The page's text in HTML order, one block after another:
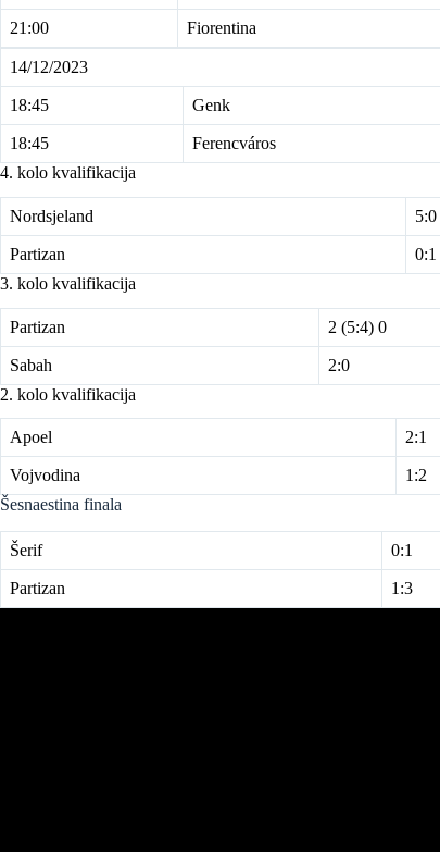
21:00 Fiorentina
14/12/2023
18:45 Genk
18:45 Ferencváros
4. kolo kvalifikacija
Nordsjeland 5:0
Partizan 0:1
3. kolo kvalifikacija
Partizan 2 (5:4) 0
Sabah 2:0
2. kolo kvalifikacija
Apoel 2:1
Vojvodina 1:2
Šesnaestina finala
Šerif 0:1
Partizan 1:3